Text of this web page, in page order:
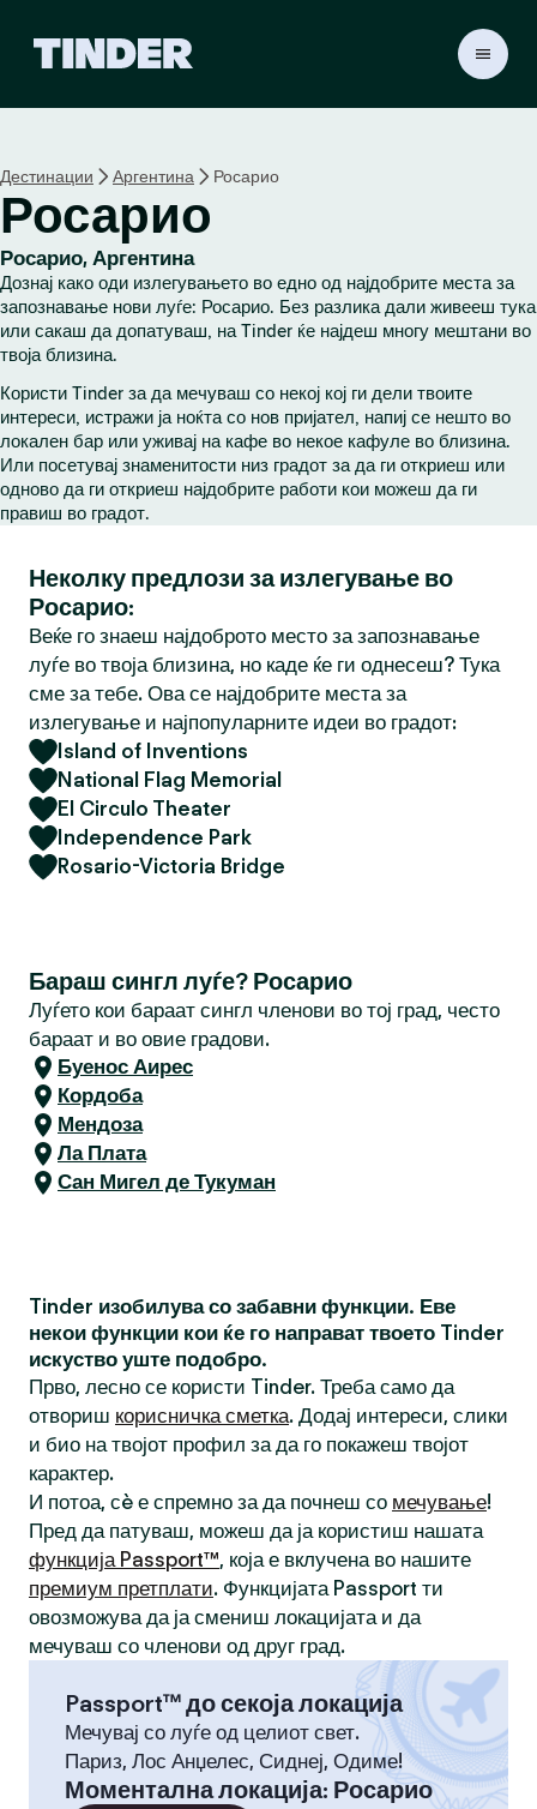
r
H
o
e
Дестинации Аргентина Росарио
Росарио
Росарио, Аргентина
Дознај како оди излегувањето во едно од најдобрите места за
запознавање нови луѓе: Росарио. Без разлика дали живееш тука
или сакаш да допатуваш, на Tinder ќе најдеш многу мештани во
твоја близина.
Користи Tinder за да мечуваш со некој кој ги дели твоите
интереси, истражи ја ноќта со нов пријател, напиј се нешто во
локален бар или уживај на кафе во некое кафуле во близина.
Или посетувај знаменитости низ градот за да ги откриеш или
одново да ги откриеш најдобрите работи кои можеш да ги
правиш во градот.
Неколку предлози за излегување во
Росарио:
Веќе го знаеш најдоброто место за запознавање
луѓе во твоја близина, но каде ќе ги однесеш? Тука
сме за тебе. Ова се најдобрите места за
излегување и најпопуларните идеи во градот:
Island of Inventions
National Flag Memorial
El Circulo Theater
Independence Park
Rosario-Victoria Bridge
Бараш сингл луѓе? Росарио
Луѓето кои бараат сингл членови во тој град, често
бараат и во овие градови.
Буенос Аирес
Кордоба
Мендоза
Ла Плата
Сан Мигел де Тукуман
Tinder изобилува со забавни функции. Еве
некои функции кои ќе го направат твоето Tinder
искуство уште подобро.
Прво, лесно се користи Tinder. Треба само да
отвориш корисничка сметка. Додај интереси, слики
и био на твојот профил за да го покажеш твојот
карактер.
И потоа, сè е спремно за да почнеш со мечување!
Пред да патуваш, можеш да ја користиш нашата
функција Passport™, која е вклучена во нашите
премиум претплати. Функцијата Passport ти
овозможува да ја смениш локацијата и да
мечуваш со членови од друг град.
Passport™ до секоја локација
Мечувај со луѓе од целиот свет.
Париз, Лос Анџелес, Сиднеј, Одиме!
Моментална локација: Росарио